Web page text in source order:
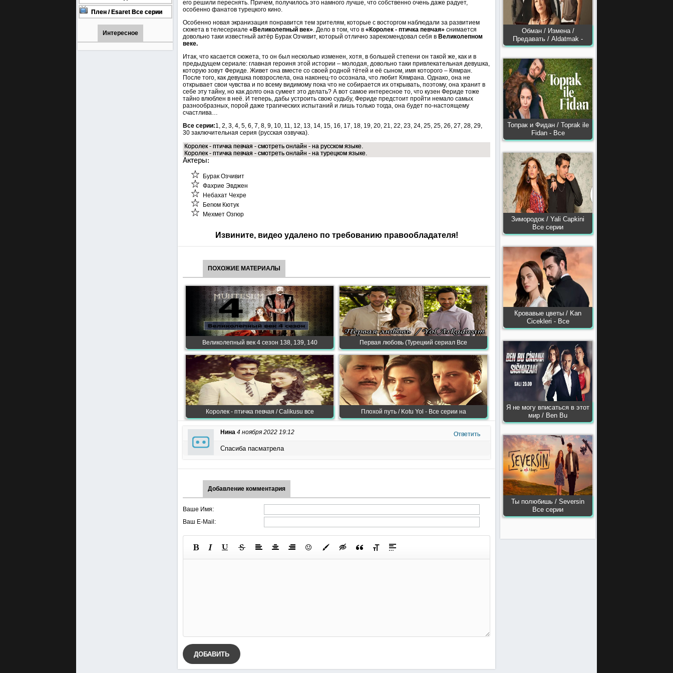
онлайн бесплатно
1001 (Турецкий сериал Все
серии) 1-90 серия
Плен / Esaret Все серии
турецкий сериал смотреть
онлайн на русском языке
Интересное
Обман / Измена /
Предавать / Aldatmak -
Топрак и Фидан / Toprak ile
Fidan - Все
Зимородок / Yali Capkini
Все серии
Кровавые цветы / Kan
Сiсekleri - Все
Я не могу вписаться в этот
мир / Ben Bu
Ты полюбишь / Seversin
Все серии
его решили переснять. Причем, получилось это намного лучше, что собственно очень даже радует,
особенно фанатов турецкого кино.
Особенно новая экранизация понравится тем зрителям, которые с восторгом наблюдали за развитием
сюжета в телесериале «Великолепный век». Дело в том, что в «Королек - птичка певчая» снимается
довольно таки известный актёр Бурак Озчивит, который отлично зарекомендовал себя в Великолепном
веке.
Итак, что касается сюжета, то он был несколько изменен, хотя, в большей степени он такой же, как и в
предыдущем сериале: главная героиня этой истории – молодая, довольно таки привлекательная девушка,
которую зовут Фериде. Живет она вместе со своей родной тётей и её сыном, имя которого – Кямран.
После того, как девушка повзрослела, она наконец-то осознала, что любит Кямрана. Однако, она не
открывает свои чувства и по всему видимому пока что не собирается их открывать, поэтому, она хранит в
себе эту тайну, но как долго она сумеет это делать? А вот самое интересное то, что кузен Фериде тоже
тайно влюблен в неё. И теперь, дабы устроить свою судьбу, Фериде предстоит пройти немало самых
разнообразных, порой даже трагических испытаний и лишь только тогда, она будет по-настоящему
счастлива…
Все серии:1, 2, 3, 4, 5, 6, 7, 8, 9, 10, 11, 12, 13, 14, 15, 16, 17, 18, 19, 20, 21, 22, 23, 24, 25, 25, 26, 27, 28, 29,
30 заключительная серия (русская озвучка).
Королек - птичка певчая - смотреть онлайн - на русском языке.
Королек - птичка певчая - смотреть онлайн - на турецком языке.
Актеры:
Бурак Озчивит
Фахрие Эвджен
Небахат Чехре
Бегюм Кютук
Мехмет Озгюр
Извините, видео удалено по требованию правообладателя!
ПОХОЖИЕ МАТЕРИАЛЫ
Великолепный век 4 сезон 138, 139, 140 Первая любовь (Турецкий сериал Все
Королек - птичка певчая / Calikusu все Плохой путь / Kotu Yol - Все серии на
Нина 4 ноября 2022 19:12 Ответить
Спасиба пасматрела
Добавление комментария
Ваше Имя:
Ваш E-Mail:
ДОБАВИТЬ